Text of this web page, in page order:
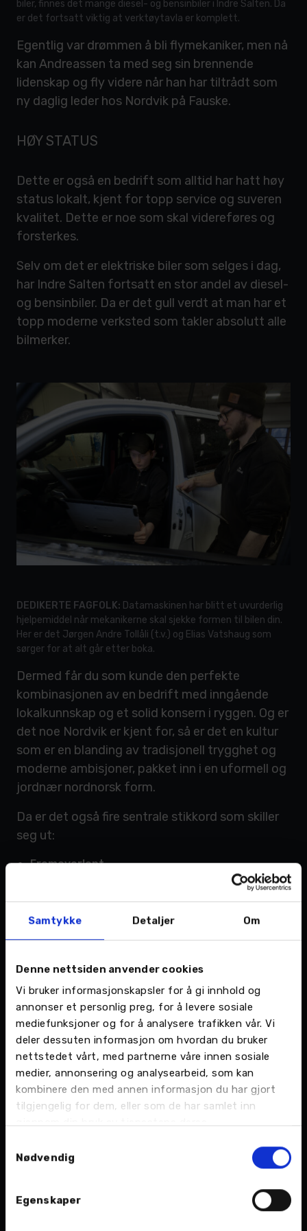
Samtykke Detaljer Om
Denne nettsiden anvender cookies
Vi bruker informasjonskapsler for å gi innhold og
annonser et personlig preg, for å levere sosiale
mediefunksjoner og for å analysere trafikken vår. Vi
deler dessuten informasjon om hvordan du bruker
nettstedet vårt, med partnerne våre innen sosiale
medier, annonsering og analysearbeid, som kan
kombinere den med annen informasjon du har gjort
tilgjengelig for dem, eller som de har samlet inn
gjennom din bruk av tjenestene deres.
Nødvendig
Egenskaper
biler, finnes det mange diesel- og bensinbiler i Indre Salten. Da
er det fortsatt viktig at verktøytavla er komplett.
Egentlig var drømmen å bli flymekaniker, men nå
kan Andreassen ta med seg sin brennende
lidenskap og fly videre når han har tiltrådt som
ny daglig leder hos Nordvik på Fauske.
HØY STATUS
Dette er også en bedrift som alltid har hatt høy
status lokalt, kjent for topp service og suveren
kvalitet. Dette er noe som skal videreføres og
forsterkes.
Selv om det er elektriske biler som selges i dag,
har Indre Salten fortsatt en stor andel av diesel-
og bensinbiler. Da er det gull verdt at man har et
topp moderne verksted som takler absolutt alle
bilmerker.
DEDIKERTE FAGFOLK: Datamaskinen har blitt et uvurderlig
hjelpemiddel når mekanikerne skal sjekke formen til bilen din.
Her er det Jørgen Andre Tollåli (t.v.) og Elias Vatshaug som
sørger for at alt går etter boka.
Dermed får du som kunde den perfekte
kombinasjonen av en bedrift med inngående
lokalkunnskap og et solid konsern i ryggen. Og er
det noe Nordvik er kjent for, så er det en kultur
som er en blanding av tradisjonell trygghet og
moderne ambisjoner, pakket inn i en uformell og
jordnær nordnorsk form.
Da er det også fire sentrale stikkord som skiller
seg ut:
Fremoverlent
Profesjonell
videreutvikle, sier Kim-Harry Andreassen.